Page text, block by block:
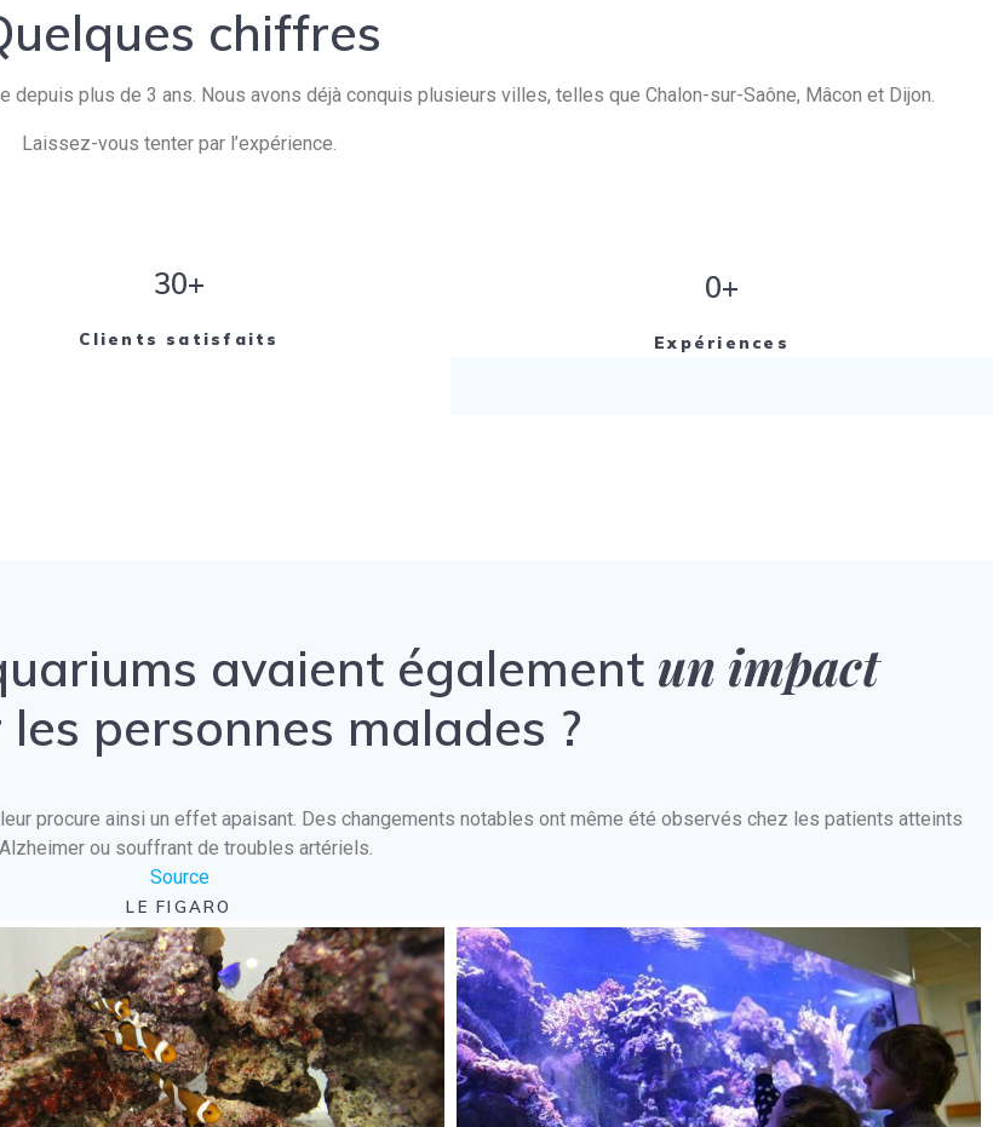
chiffres
plus de 3 ans. Nous avons déjà conquis plusieurs villes, telles que Chalon-sur-Saône, Mâcon et Dijon.
Laissez-vous tenter par l’expérience.
30+
Clients satisfaits
0+
Expériences
avaient également un impact
personnes malades ?
procure ainsi un effet apaisant. Des changements notables ont même été observés chez les patients atteints
ou souffrant de troubles artériels.
Source
LE FIGARO